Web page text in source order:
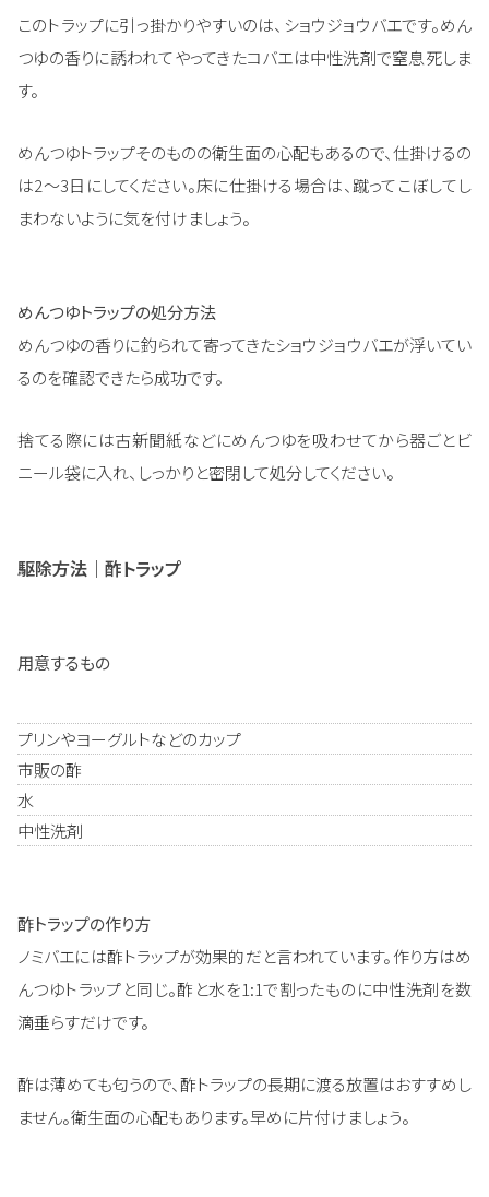
このトラップに引っ掛かりやすいのは、ショウジョウバエです。めん
つゆの香りに誘われてやってきたコバエは中性洗剤で窒息死しま
す。
めんつゆトラップそのものの衛生面の心配もあるので、仕掛けるの
は2～3日にしてください。床に仕掛ける場合は、蹴ってこぼしてし
まわないように気を付けましょう。
めんつゆトラップの処分方法
めんつゆの香りに釣られて寄ってきたショウジョウバエが浮いてい
るのを確認できたら成功です。
捨てる際には古新聞紙などにめんつゆを吸わせてから器ごとビ
ニール袋に入れ、しっかりと密閉して処分してください。
駆除方法｜酢トラップ
用意するもの
プリンやヨーグルトなどのカップ
市販の酢
水
中性洗剤
酢トラップの作り方
ノミバエには酢トラップが効果的だと言われています。作り方はめ
んつゆトラップと同じ。酢と水を1:1で割ったものに中性洗剤を数
滴垂らすだけです。
酢は薄めても匂うので、酢トラップの長期に渡る放置はおすすめし
ません。衛生面の心配もあります。早めに片付けましょう。